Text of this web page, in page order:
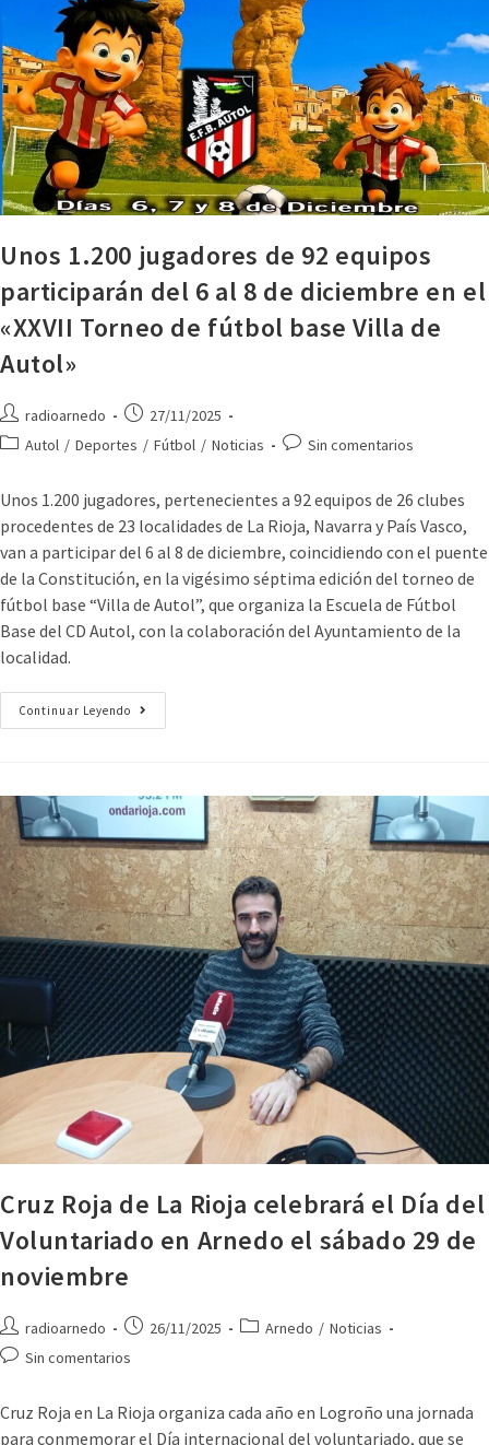
Unos 1.200 jugadores de 92 equipos
participarán del 6 al 8 de diciembre en el
«XXVII Torneo de fútbol base Villa de
Autol»
radioarnedo
27/11/2025
Autol / Deportes / Fútbol / Noticias Sin comentarios
Unos 1.200 jugadores, pertenecientes a 92 equipos de 26 clubes
procedentes de 23 localidades de La Rioja, Navarra y País Vasco,
van a participar del 6 al 8 de diciembre, coincidiendo con el puente
de la Constitución, en la vigésimo séptima edición del torneo de
fútbol base “Villa de Autol”, que organiza la Escuela de Fútbol
Base del CD Autol, con la colaboración del Ayuntamiento de la
localidad.
Continuar Leyendo
Cruz Roja de La Rioja celebrará el Día del
Voluntariado en Arnedo el sábado 29 de
noviembre
radioarnedo 26/11/2025 Arnedo / Noticias
Sin comentarios
Cruz Roja en La Rioja organiza cada año en Logroño una jornada
para conmemorar el Día internacional del voluntariado, que se